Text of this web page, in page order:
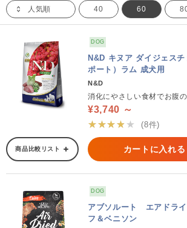
人気順 40 60
DOG
N&D キヌア ダイジェス
ポート）ラム 成犬用
N&D
消化にやさしい食材でお腹
¥3,740 ～
★★★★★
(8件)
商品比較リスト カートに入れる
DOG
アブソルート エアドラ
フ＆ベニソン